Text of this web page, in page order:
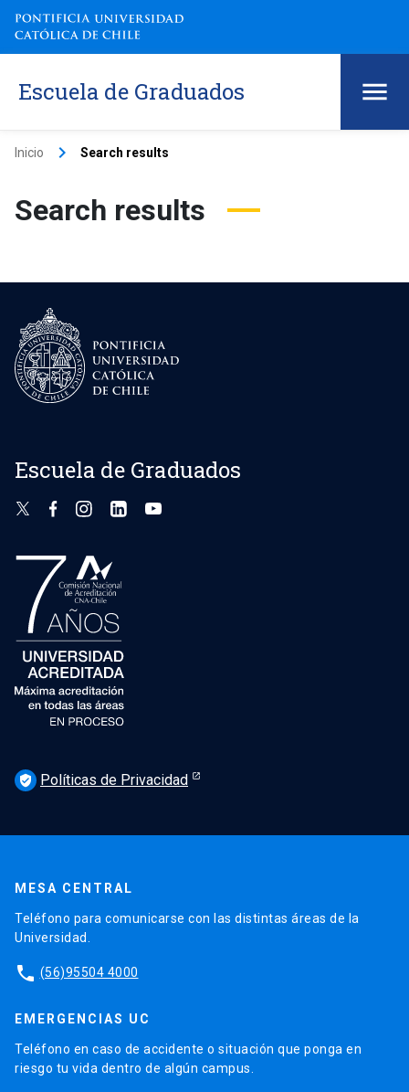
Escuela de Graduados
Inicio keyboard_arrow_right Search results
Search results
Escuela de Graduados
verified_user Políticas de Privacidad
MESA CENTRAL
Teléfono para comunicarse con las distintas áreas de la
Universidad.
phone (56)95504 4000
EMERGENCIAS UC
Teléfono en caso de accidente o situación que ponga en
riesgo tu vida dentro de algún campus.